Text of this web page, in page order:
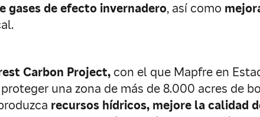
gases de efecto invernadero, así como
Carbon Project, con el que Mapfre en
una zona de más de 8.000 acres de
recursos hídricos, mejore la calidad